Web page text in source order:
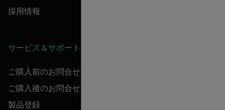
採用情報
サービス＆サポート
ご購入前のお問合せ
ご購入後のお問合せ
製品登録